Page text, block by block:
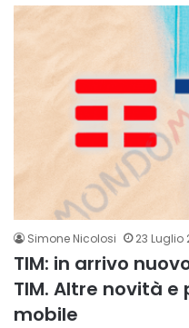
Simone Nicolosi 23 Luglio
TIM: in arrivo
TIM. Altre novità
mobile